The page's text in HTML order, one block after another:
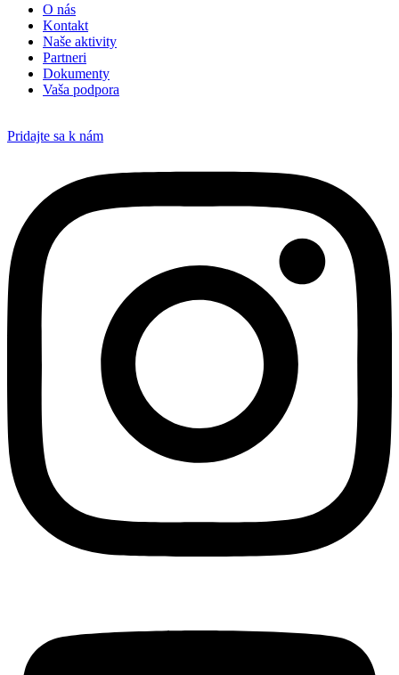
O nás
Kontakt
Naše aktivity
Partneri
Dokumenty
Vaša podpora
Pridajte sa k nám